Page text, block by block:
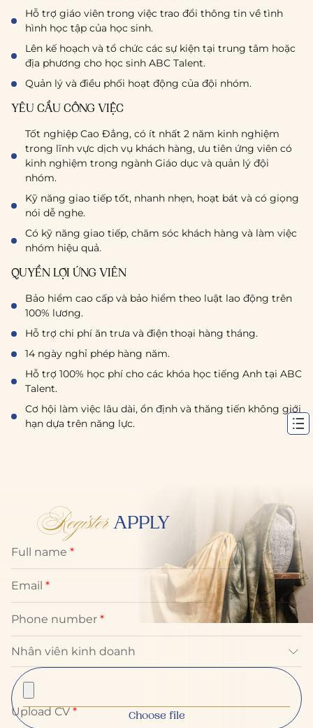
Hỗ trợ giáo viên trong việc trao đổi thông tin về tình
hình học tập của học sinh.
Lên kế hoạch và tổ chức các sự kiện tại trung tâm hoặc
địa phương cho học sinh ABC Talent.
Quản lý và điều phối hoạt động của đội nhóm.
YÊU CẦU CÔNG VIỆC
Tốt nghiệp Cao Đẳng, có ít nhất 2 năm kinh nghiệm
trong lĩnh vực dịch vụ khách hàng, ưu tiên ứng viên có
kinh nghiệm trong ngành Giáo dục và quản lý đội
nhóm.
Kỹ năng giao tiếp tốt, nhanh nhẹn, hoạt bát và có giọng
nói dễ nghe.
Có kỹ năng giao tiếp, chăm sóc khách hàng và làm việc
nhóm hiệu quả.
QUYỀN LỢI ỨNG VIÊN
Bảo hiểm cao cấp và bảo hiểm theo luật lao động trên
100% lương.
Hỗ trợ chi phí ăn trưa và điện thoại hàng tháng.
14 ngày nghỉ phép hàng năm.
Hỗ trợ 100% học phí cho các khóa học tiếng Anh tại ABC
Talent.
Cơ hội làm việc lâu dài, ổn định và thăng tiến không giới
hạn dựa trên năng lực.
RegisterAPPLY
Full name *
Email *
Phone number *
Upload CV* Choose file